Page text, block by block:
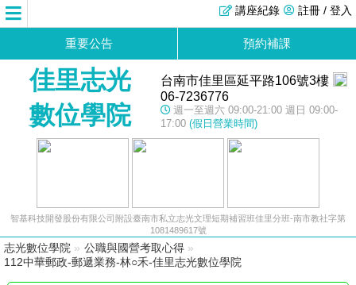
註冊 / 登入
講座紀錄
重要公告 預約補課
佳里志光
數位學院
台南市佳里區延平路106號3樓
06-7236776
週一至週六 09:00-21:00 週日 09:00-
17:00 (假日營業時間)
智基科技開發股份有限公司附設臺南市私立志光文理短期補習班佳里分班-南市教社字第
1081489617號
志光數位學院 » 公職與國營考取心得 »
112中華郵政-郵遞業務-林○禾-佳里志光數位學院